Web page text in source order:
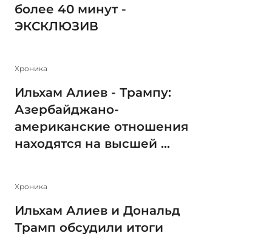
более 40 минут -
ЭКСКЛЮЗИВ
Xроника
Ильхам Алиев - Трампу:
Азербайджано-
американские отношения
находятся на высшей ...
Xроника
Ильхам Алиев и Дональд
Трамп обсудили итоги